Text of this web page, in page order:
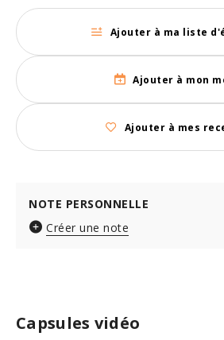
Capsules vidéo
Ajouter à ma liste
Ajouter à mon
Ajouter à mes
NOTE PERSONNELLE
Créer une note